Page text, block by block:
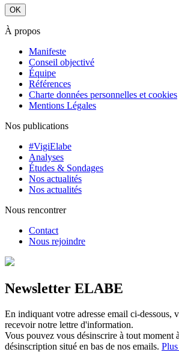
À propos
Manifeste
Conseil objectivé
Équipe
Références
Charte données personnelles et cookies
Mentions Légales
Nos publications
#VigiElabe
Analyses
Études & Sondages
Nos actualités
Nos actualités
Nous rencontrer
Contact
Nous rejoindre
Newsletter ELABE
En indiquant votre adresse email ci-dessous,
recevoir notre lettre d'information.
Vous pouvez vous désinscrire à tout moment
désinscription situé en bas de nos emails.